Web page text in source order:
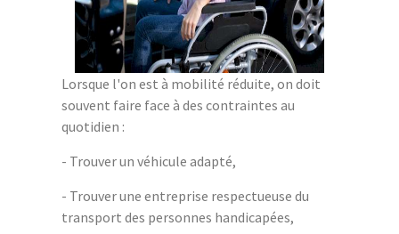
Lorsque l'on est à mobilité réduite, on doit
souvent faire face à des contraintes au
quotidien :
- Trouver un véhicule adapté,
- Trouver une entreprise respectueuse du
transport des personnes handicapées,